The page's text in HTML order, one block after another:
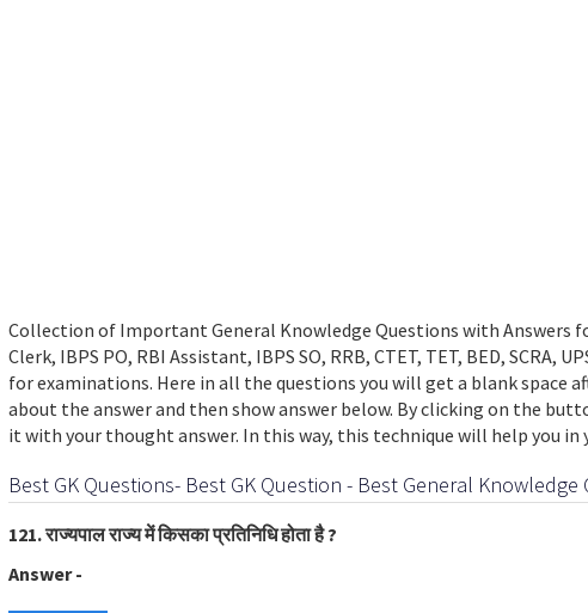
Collection of Important General Knowledge Questions with Answers
Clerk, IBPS PO, RBI Assistant, IBPS SO, RRB, CTET, TET, BED, SCRA,
for examinations. Here in all the questions you will get a blank space
about the answer and then show answer below. By clicking on the
it with your thought answer. In this way, this technique will help you in
Best GK Questions- Best GK Question - Best General Knowledge
121. राज्यपाल राज्य में किसका प्रतिनिधि होता है ?
Answer -